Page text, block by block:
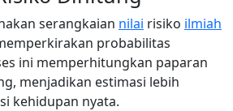
serangkaian nilai risiko ilmiah
probabilitas
ini memperhitungkan paparan
menjadikan estimasi lebih
kehidupan nyata.